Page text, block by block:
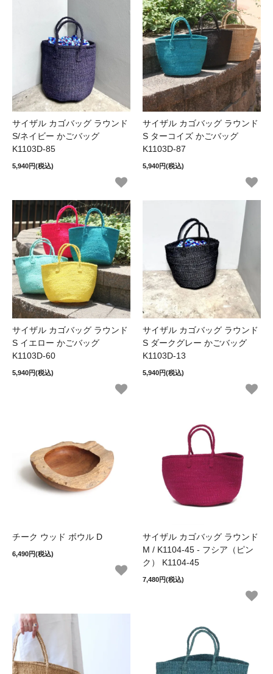
サイザル カゴバッグ ラウンド
S/ネイビー かごバッグ
K1103D-85
5,940円(税込)
サイザル カゴバッグ ラウンド
S ターコイズ かごバッグ
K1103D-87
5,940円(税込)
サイザル カゴバッグ ラウンド
S イエロー かごバッグ
K1103D-60
5,940円(税込)
サイザル カゴバッグ ラウンド
S ダークグレー かごバッグ
K1103D-13
5,940円(税込)
チーク ウッド ボウル D
6,490円(税込)
サイザル カゴバッグ ラウンド
M / K1104-45 - フシア（ピン
ク） K1104-45
7,480円(税込)